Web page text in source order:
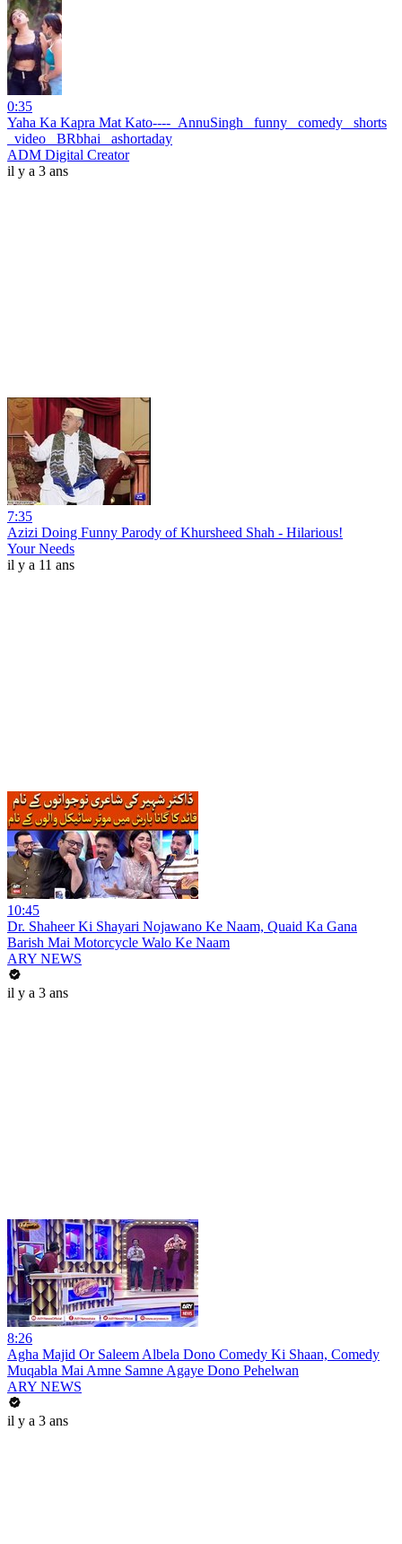
0:35
Yaha Ka Kapra Mat Kato----_AnnuSingh _funny _comedy _shorts
_video _BRbhai _ashortaday
ADM Digital Creator
il y a 3 ans
7:35
Azizi Doing Funny Parody of Khursheed Shah - Hilarious!
Your Needs
il y a 11 ans
10:45
Dr. Shaheer Ki Shayari Nojawano Ke Naam, Quaid Ka Gana
Barish Mai Motorcycle Walo Ke Naam
ARY NEWS
il y a 3 ans
8:26
Agha Majid Or Saleem Albela Dono Comedy Ki Shaan, Comedy
Muqabla Mai Amne Samne Agaye Dono Pehelwan
ARY NEWS
il y a 3 ans